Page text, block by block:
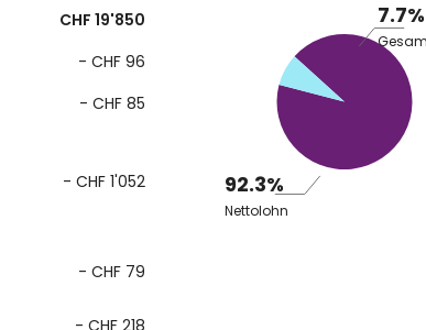
CHF 19'850
- CHF 96
- CHF 85
- CHF 1'052
- CHF 79
- CHF 218
7.7%
92.3%
Nettolohn